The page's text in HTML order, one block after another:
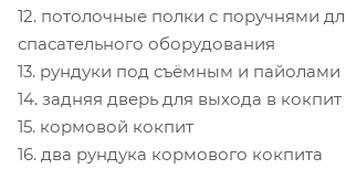
12. потолочные полки с поручнями
спасательного оборудования
13. рундуки под съёмным и пайолами
14. задняя дверь для выхода в
15. кормовой кокпит
16. два рундука кормового кокпита